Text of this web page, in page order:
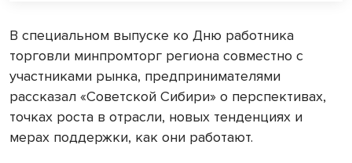
В специальном выпуске ко Дню работника
торговли минпромторг региона совместно с
участниками рынка, предпринимателями
рассказал «Советской Сибири» о перспективах,
точках роста в отрасли, новых тенденциях и
мерах поддержки, как они работают.